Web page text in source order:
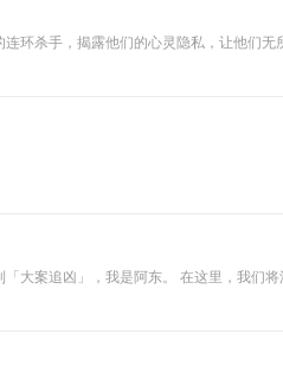
环杀手，揭露他们的心灵隐私，让他们无
，我们将深入那些震惊世人的大
心理博弈，每一个细节都不放过。 我们会一起
充满刺激与惊喜的音频之旅 ，一起揭开那